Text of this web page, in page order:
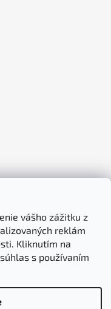
vášho zážitku z
reklám
Kliknutím na
s používaním